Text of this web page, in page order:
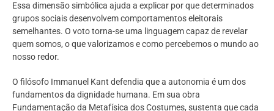
Essa dimensão simbólica ajuda a explicar por que determinados
grupos sociais desenvolvem comportamentos eleitorais
semelhantes. O voto torna-se uma linguagem capaz de revelar
quem somos, o que valorizamos e como percebemos o mundo ao
nosso redor.
O filósofo Immanuel Kant defendia que a autonomia é um dos
fundamentos da dignidade humana. Em sua obra
Fundamentação da Metafísica dos Costumes, sustenta que cada